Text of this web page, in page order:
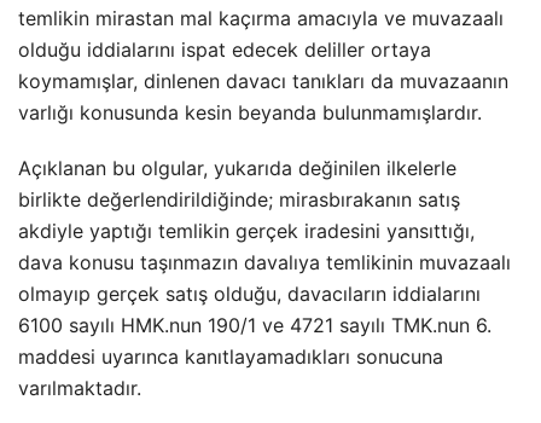
temlikin mirastan mal kaçırma amacıyla ve muvazaalı
olduğu iddialarını ispat edecek deliller ortaya
koymamışlar, dinlenen davacı tanıkları da muvazaanın
varlığı konusunda kesin beyanda bulunmamışlardır.
Açıklanan bu olgular, yukarıda değinilen ilkelerle
birlikte değerlendirildiğinde; mirasbırakanın satış
akdiyle yaptığı temlikin gerçek iradesini yansıttığı,
dava konusu taşınmazın davalıya temlikinin muvazaalı
olmayıp gerçek satış olduğu, davacıların iddialarını
6100 sayılı HMK.nun 190/1 ve 4721 sayılı TMK.nun 6.
maddesi uyarınca kanıtlayamadıkları sonucuna
varılmaktadır.